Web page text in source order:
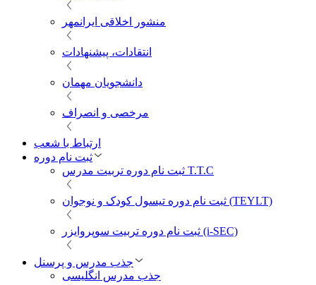
منشور اخلاقی ایرانمهر
انتقادات، پیشنهادات
دانشجویان مهمان
مرخصی و انصراف
ارتباط با شعب
ثبت نام دوره
ثبت نام دوره تربیت مدرس T.T.C
ثبت نام دوره تیسول کودک و نوجوان (TEYLT)
ثبت نام دوره تربیت سوپروایزر (i-SEC)
جذب مدرس و پرسنل
جذب مدرس انگلیسی